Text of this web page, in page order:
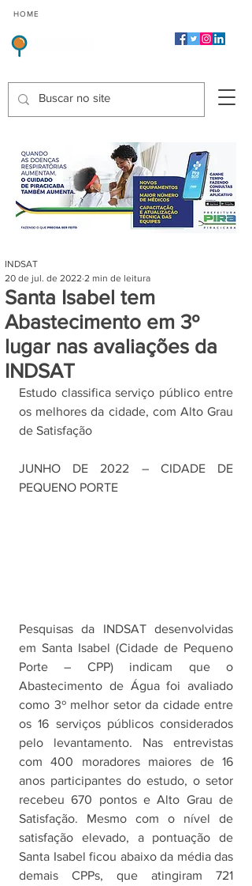
HOME
Santa Isabel tem
Abastecimento em 3º
lugar nas avaliações da
INDSAT
INDSAT
20 de jul. de 2022 2 min de leitura
Estudo classifica serviço público entre
os melhores da cidade, com Alto Grau
de Satisfação
JUNHO DE 2022 – CIDADE DE
PEQUENO PORTE
Pesquisas da INDSAT desenvolvidas
em Santa Isabel (Cidade de Pequeno
Porte – CPP) indicam que o
Abastecimento de Água foi avaliado
como 3º melhor setor da cidade entre
os 16 serviços públicos considerados
pelo levantamento. Nas entrevistas
com 400 moradores maiores de 16
anos participantes do estudo, o setor
recebeu 670 pontos e Alto Grau de
Satisfação. Mesmo com o nível de
satisfação elevado, a pontuação de
Santa Isabel ficou abaixo da média das
demais CPPs, que atingiram 721